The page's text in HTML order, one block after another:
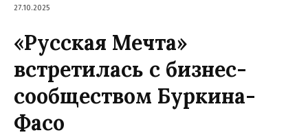
27.10.2025
«Русская Мечта»
встретилась с бизнес-
сообществом Буркина-
Фасо